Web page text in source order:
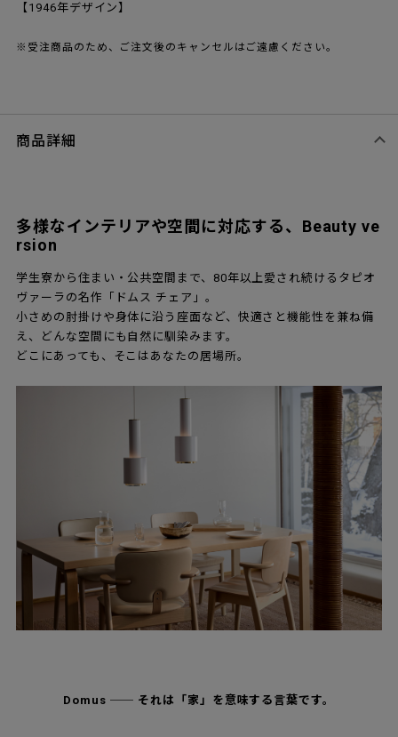
【1946年デザイン】
※受注商品のため、ご注文後のキャンセルはご遠慮ください。
商品詳細
多様なインテリアや空間に対応する、Beauty ve
rsion
学生寮から住まい・公共空間まで、80年以上愛され続けるタピオ
ヴァーラの名作「ドムス チェア」。
小さめの肘掛けや身体に沿う座面など、快適さと機能性を兼ね備
え、どんな空間にも自然に馴染みます。
どこにあっても、そこはあなたの居場所。
Domus ── それは「家」を意味する言葉です。